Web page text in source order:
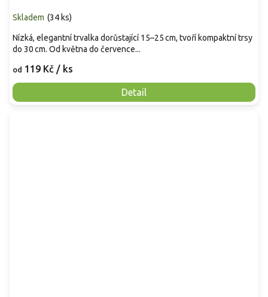
Skladem (34 ks)
od 119 Kč / ks
Detail
Nízká, elegantní trvalka dorůstající 15–25 cm, tvoří kompaktní trsy
do 30 cm. Od května do července...